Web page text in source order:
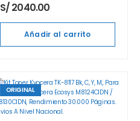
S/ 2040.00
Añadir al carrito
ORIGINAL